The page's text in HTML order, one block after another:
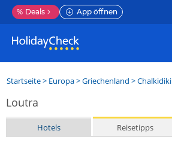
% Deals App öffnen
Startseite> Europa>Griechenland >Chalkidiki
Loutra
Hotels Reisetipps